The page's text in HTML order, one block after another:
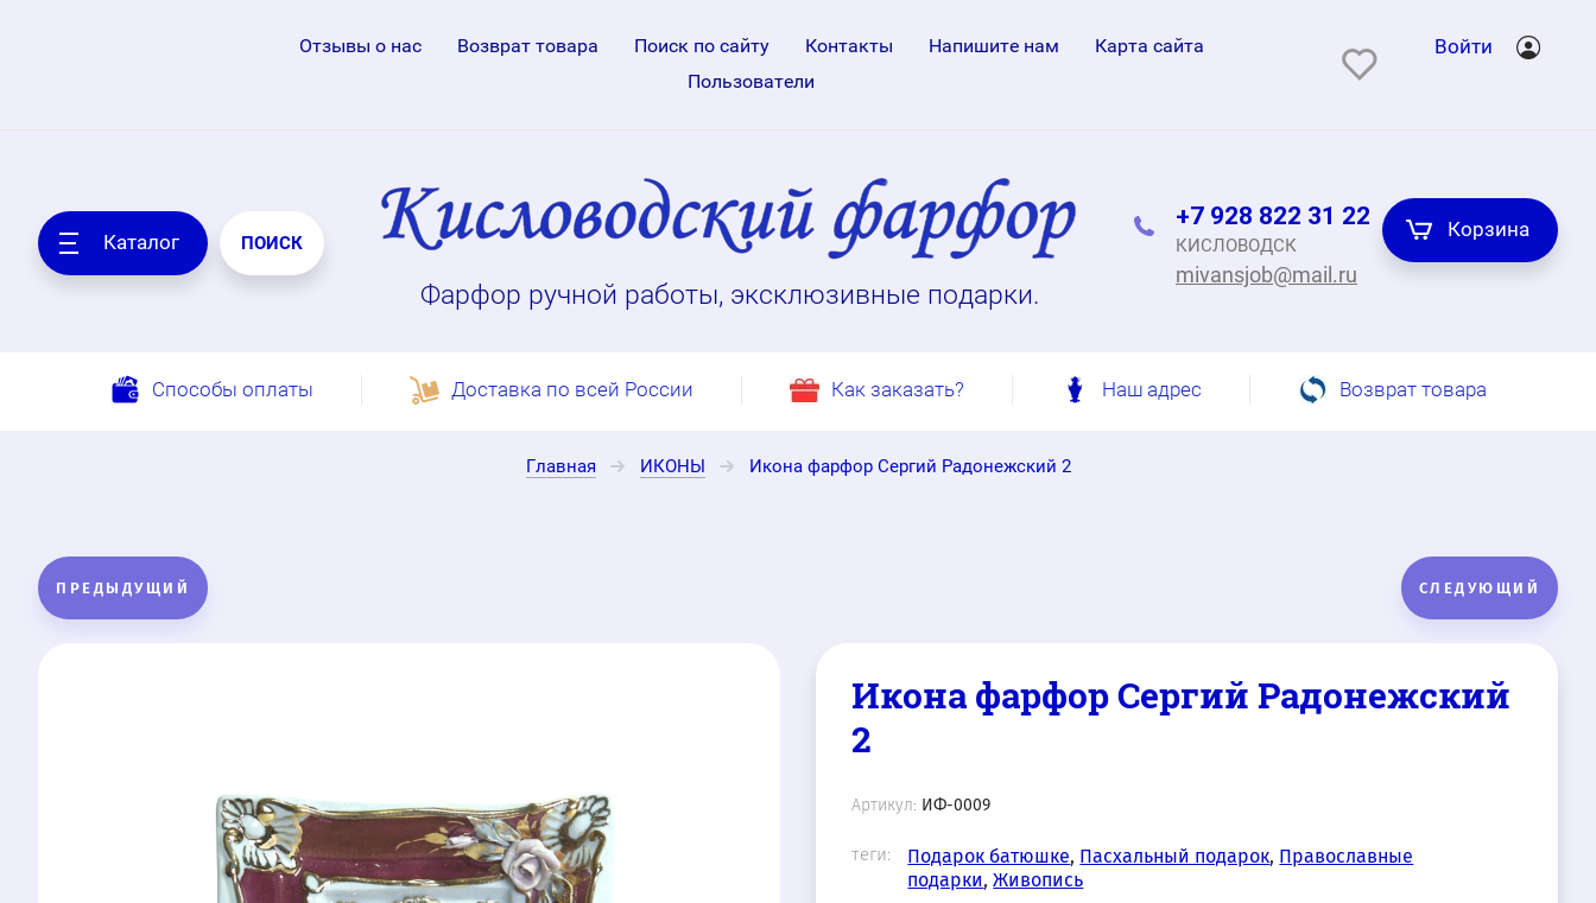
Отзывы о нас Возврат товара Поиск по сайту Контакты Напишите нам
Карта сайта
Пользователи
Войти
Каталог ПОИСК
Фарфор ручной работы, эксклюзивные подарки.
+7 928 822 31 22
КИСЛОВОДСК
mivansjob@mail.ru
Корзина
Способы оплаты Доставка по всей России Как заказать? Наш адрес Возврат товара
Главная ИКОНЫ Икона фарфор Сергий Радонежский 2
ПРЕДЫДУЩИЙ СЛЕДУЮЩИЙ
Икона фарфор Сергий Радонежский
2
Артикул: ИФ-0009
теги: Подарок батюшке, Пасхальный подарок, Православные
подарки,Живопись